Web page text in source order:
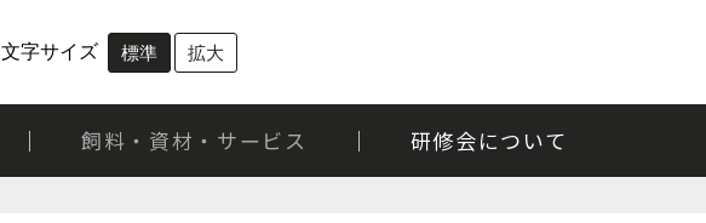
文字サイズ 標準 拡大
飼料・資材・サービス 研修会について